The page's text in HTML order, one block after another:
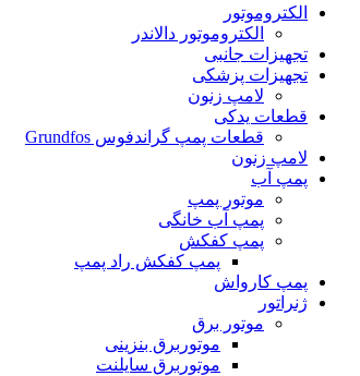
الکتروموتور
الکتروموتور دالاندر
تجهیزات جانبی
تجهیزات پزشکی
لامپ زنون
قطعات یدکی
قطعات پمپ گراندفوس Grundfos
لامپ زنون
پمپ آب
موتور پمپ
پمپ آب خانگی
پمپ کفکش
پمپ کفکش راد پمپ
پمپ کارواش
ژنراتور
موتور برق
موتوربرق بنزینی
موتوربرق سایلنت